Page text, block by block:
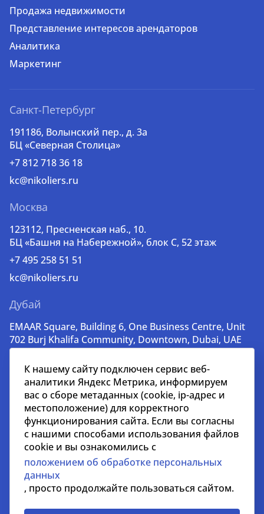
Продажа недвижимости
Представление интересов арендаторов
Аналитика
Маркетинг
Санкт-Петербург
191186, Волынский пер., д. 3a
БЦ «Северная Столица»
+7 812 718 36 18
kc@nikoliers.ru
Москва
123112, Пресненская наб., 10.
БЦ «Башня на Набережной», блок С, 52 этаж
+7 495 258 51 51
kc@nikoliers.ru
Дубай
EMAAR Square, Building 6, One Business Centre, Unit
702 Burj Khalifa Community, Downtown, Dubai, UAE
lead@nikoliers-global.com
© nikoliers.ru 1994 - 2026
Все права защищены
Информация, представленная на странице, носит
информативный характер и не является
распространителем рекламных материалов
Положение об обработке персональных данных
К нашему сайту подключен сервис веб-
аналитики Яндекс Метрика, информируем
вас о сборе метаданных (cookie, ip-адрес и
местоположение) для корректного
функционирования сайта. Если вы согласны
с нашими способами использования файлов
cookie и вы ознакомились с
положением об обработке персональных
данных
, просто продолжайте пользоваться сайтом.